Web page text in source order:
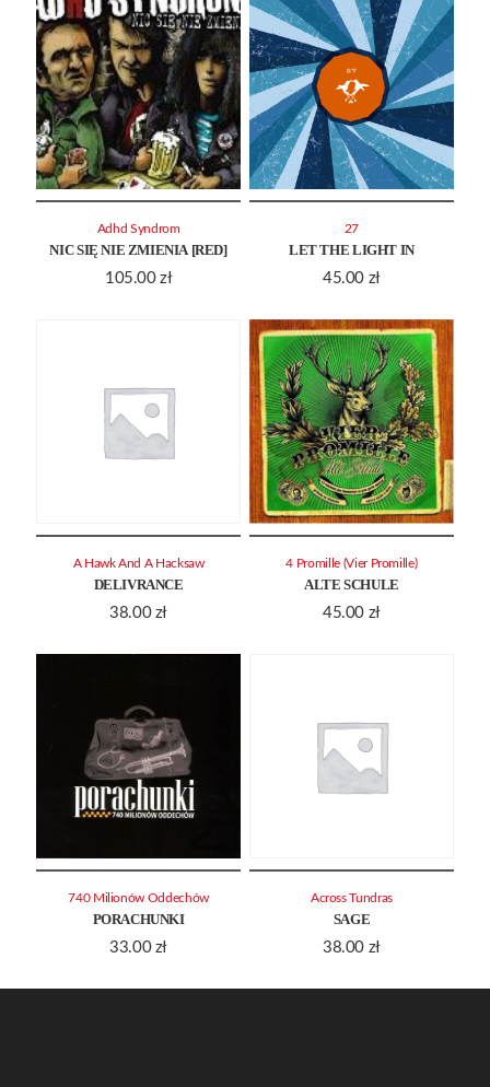
NIC SIĘ NIE ZMIENIA [RED]
105.00 zł
Adhd Syndrom
LET THE LIGHT IN
45.00 zł
27
DELIVRANCE
38.00 zł
A Hawk And A Hacksaw
ALTE SCHULE
45.00 zł
4 Promille (Vier Promille)
PORACHUNKI
33.00 zł
740 Milionów Oddechów
SAGE
38.00 zł
Across Tundras